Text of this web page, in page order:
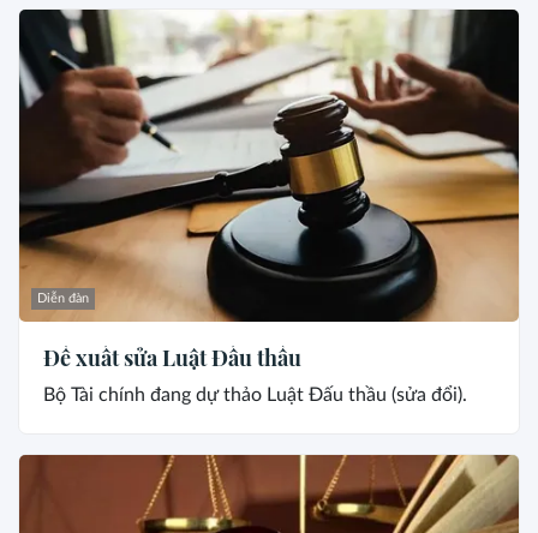
Diễn đàn
Đề xuất sửa Luật Đấu thầu
Bộ Tài chính đang dự thảo Luật Đấu thầu (sửa đổi).